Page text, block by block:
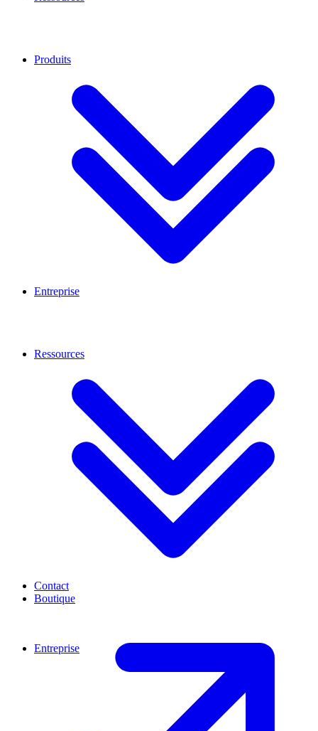
Entreprise
Contact
Boutique
Produits
Ressources
Entreprise